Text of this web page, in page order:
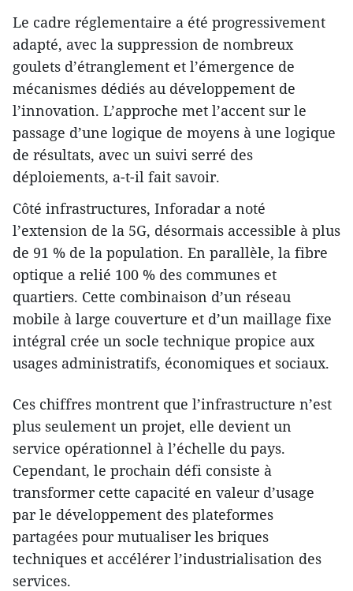
Le cadre réglementaire a été progressivement
adapté, avec la suppression de nombreux
goulets d’étranglement et l’émergence de
mécanismes dédiés au développement de
l’innovation. L’approche met l’accent sur le
passage d’une logique de moyens à une logique
de résultats, avec un suivi serré des
déploiements, a-t-il fait savoir.
Côté infrastructures, Inforadar a noté
l’extension de la 5G, désormais accessible à plus
de 91 % de la population. En parallèle, la fibre
optique a relié 100 % des communes et
quartiers. Cette combinaison d’un réseau
mobile à large couverture et d’un maillage fixe
intégral crée un socle technique propice aux
usages administratifs, économiques et sociaux.
Ces chiffres montrent que l’infrastructure n’est
plus seulement un projet, elle devient un
service opérationnel à l’échelle du pays.
Cependant, le prochain défi consiste à
transformer cette capacité en valeur d’usage
par le développement des plateformes
partagées pour mutualiser les briques
techniques et accélérer l’industrialisation des
services.